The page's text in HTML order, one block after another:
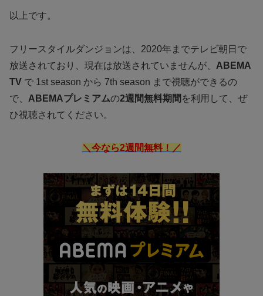
以上です。
フリースタイルダンジョンは、2020年までテレビ朝日で
放送されており、現在は放送されていませんが、 ABEMA
TV で 1st season から 7th season まで視聴ができるの
で、 ABEMAプレミアムの2週間無料期間 を利用して、ぜ
ひ視聴されてください。
＼今なら2週間無料！／